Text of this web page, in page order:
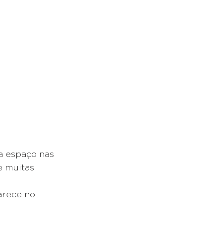
espaço nas
muitas
no